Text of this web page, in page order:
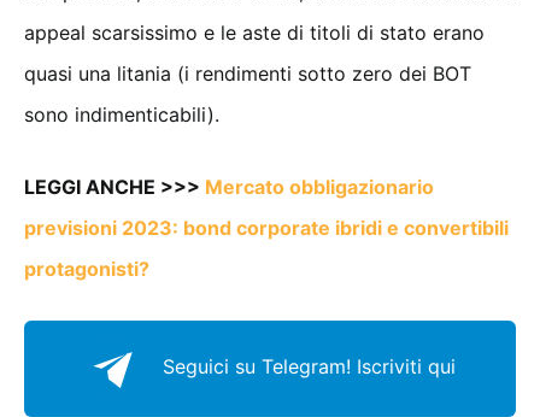
appeal scarsissimo e le aste di titoli di stato erano
quasi una litania (i rendimenti sotto zero dei BOT
sono indimenticabili).
LEGGI ANCHE >>> Mercato obbligazionario
previsioni 2023: bond corporate ibridi e convertibili
protagonisti?
Seguici su Telegram! Iscriviti qui